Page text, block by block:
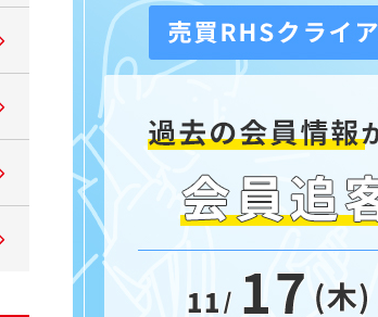
請負・中古リノベ 総合コーポレート
信サイト制作事例